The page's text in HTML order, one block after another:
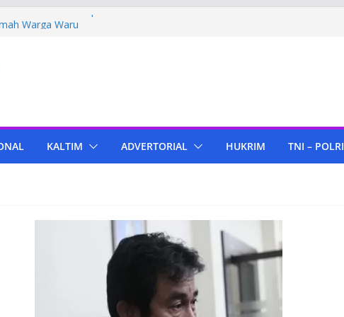
PPU Tebar Kepedulian Lewat
Cepu
di KIPP Karena Jual Air Mineral
Bupati PPU Dukung
Lampu, Polres PPU Ringkus Pria
KALTIM ADVERTORIAL HUKRIM TNI – POLRI